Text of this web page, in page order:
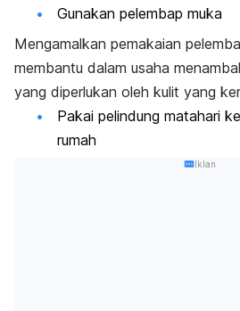
Gunakan pelembap muka
Mengamalkan pemakaian
membantu dalam usaha
yang diperlukan oleh kulit yang
Pakai pelindung matahari
rumah
Iklan